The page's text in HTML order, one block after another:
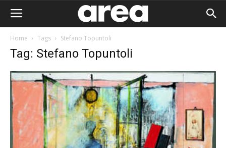
Home Tags Stefano Topuntoli
Tag: Stefano Topuntoli